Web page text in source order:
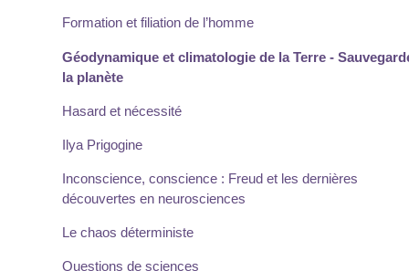
Formation et filiation de l’homme
Géodynamique et climatologie de la Terre -
la planète
Hasard et nécessité
Ilya Prigogine
Inconscience, conscience : Freud et les dernières
découvertes en neurosciences
Le chaos déterministe
Questions de sciences